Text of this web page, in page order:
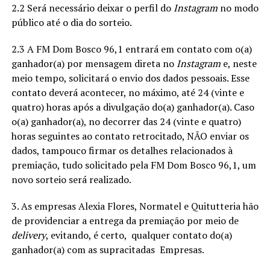
2.2 Será necessário deixar o perfil do Instagramno modo
público até o dia do sorteio.
2.3 A FM Dom Bosco 96,1 entrará em contato com o(a)
ganhador(a) por mensagem direta no Instagrame, neste
meio tempo, solicitará o envio dos dados pessoais. Esse
contato deverá acontecer, no máximo, até 24 (vinte e
quatro) horas após a divulgação do(a) ganhador(a). Caso
o(a) ganhador(a), no decorrer das 24 (vinte e quatro)
horas seguintes ao contato retrocitado, NÃO enviar os
dados, tampouco firmar os detalhes relacionados à
premiação, tudo solicitado pela FM Dom Bosco 96,1, um
novo sorteio será realizado.
3. As empresas Alexia Flores, Normatel e Quitutteria hão
de providenciar a entrega da premiação por meio de
delivery, evitando, é certo, qualquer contato do(a)
ganhador(a) com as supracitadas Empresas.